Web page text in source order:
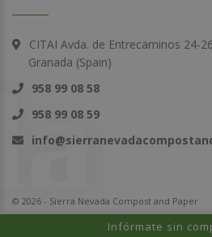
Infórmate sin
CITAI Avda. de Entrecaminos 24-
Granada (Spain)
958 99 08 58
958 99 08 59
© 2026 - Sierra Nevada Compost and Paper